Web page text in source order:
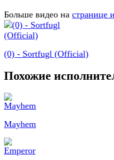
Больше видео на странице
(0) - Sortfugl (Official)
Похожие
Mayhem